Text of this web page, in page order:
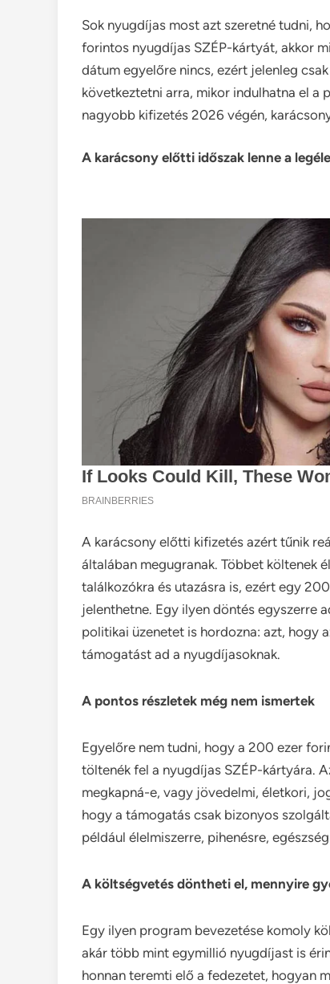
Sok nyugdíjas most azt szeretné tudni,
forintos nyugdíjas SZÉP-kártyát, akkor
dátum egyelőre nincs, ezért jelenleg
következtetni arra, mikor indulhatna el a
nagyobb kifizetés 2026 végén,
A karácsony előtti időszak lenne a
A karácsony előtti kifizetés azért tűnik
általában megugranak. Többet költenek
találkozókra és utazásra is, ezért egy
jelenthetne. Egy ilyen döntés egyszerre
politikai üzenetet is hordozna: azt, hogy
támogatást ad a nyugdíjasoknak.
A pontos részletek még nem ismertek
Egyelőre nem tudni, hogy a 200 ezer
töltenék fel a nyugdíjas SZÉP-kártyára.
megkapná-e, vagy jövedelmi, életkori,
hogy a támogatás csak bizonyos
például élelmiszerre, pihenésre,
A költségvetés döntheti el, mennyire
Egy ilyen program bevezetése komoly
akár több mint egymillió nyugdíjast is
honnan teremti elő a fedezetet, hogyan